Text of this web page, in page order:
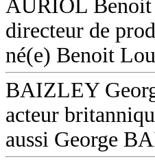
AURIOL Benoit
directeur de
né(e) Benoit
BAIZLEY
acteur
aussi George